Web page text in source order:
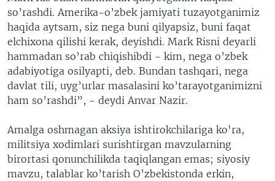
so’rashdi. Amerika-o’zbek jamiyati tuzayotganimiz
haqida aytsam, siz nega buni qilyapsiz, buni faqat
elchixona qilishi kerak, deyishdi. Mark Risni deyarli
hammadan so’rab chiqishibdi - kim, nega o’zbek
adabiyotiga osilyapti, deb. Bundan tashqari, nega
davlat tili, uyg’urlar masalasini ko’tarayotganimizni
ham so’rashdi”, - deydi Anvar Nazir.
Amalga oshmagan aksiya ishtirokchilariga ko'ra,
militsiya xodimlari surishtirgan mavzularning
birortasi qonunchilikda taqiqlangan emas; siyosiy
mavzu, talablar ko’tarish O’zbekistonda erkin,